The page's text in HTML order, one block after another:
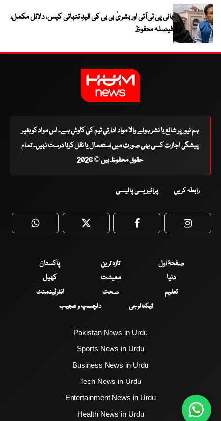
بانی پی ٹی آئی اور بشریٰ بی بی کی قیدِ تنہائی کیس، دلائل مکمل،
فیصلہ محفوظ
ہم نیوز پر شائع یا نشر ہونے والا مواد ادارتی ٹیم کی کاوش ہے۔ اس مواد کو بغیر
پیشگی اجازت کسی بھی صورت میں استعمال یا نقل کرنا درست نہیں۔ تمام
حقوق محفوظ ہیں © 2026
رابطہ کریں پرائیویسی پالیسی
WhatsApp Twitter Facebook
صفحۂ اول تازہ ترین
پاکستان
دنیا
معیشت
کھیل
تعلیم
صحت
انٹرٹینمنٹ
ٹیکنالوجی
دلچسپ و عجیب
Pakistan News in Urdu
Sports News in Urdu
Business News in Urdu
Tech News in Urdu
Entertainment News in Urdu
Health News in Urdu